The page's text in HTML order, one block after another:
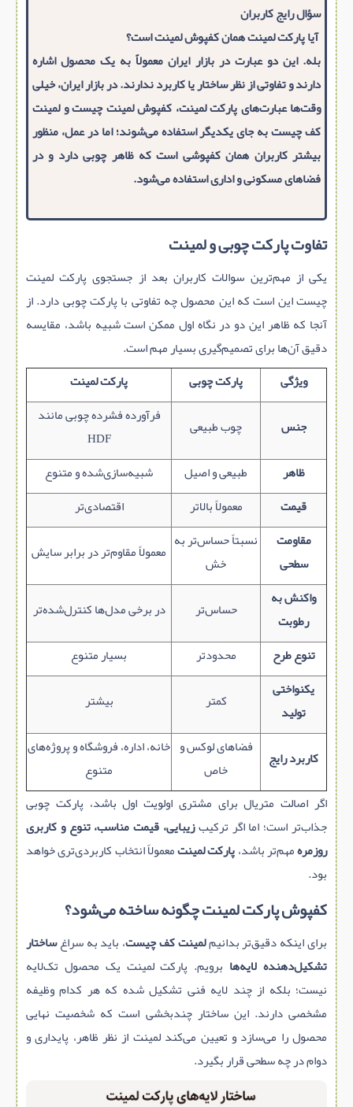
سؤال رایج کاربران
آیا پارکت لمینت همان کفپوش لمینت است؟
بله. این دو عبارت در بازار ایران معمولاً به یک محصول اشاره
دارند و تفاوتی از نظر ساختار یا کاربرد ندارند. در بازار ایران، خیلی
وقت‌ها عبارت‌های پارکت لمینت، کفپوش لمینت چیست و لمینت
کف چیست به جای یکدیگر استفاده می‌شوند؛ اما در عمل، منظور
بیشتر کاربران همان کفپوشی است که ظاهر چوبی دارد و در
فضاهای مسکونی و اداری استفاده می‌شود.
تفاوت پارکت چوبی و لمینت
یکی از مهم‌ترین سوالات کاربران بعد از جستجوی پارکت لمینت
چیست این است که این محصول چه تفاوتی با پارکت چوبی دارد. از
آنجا که ظاهر این دو در نگاه اول ممکن است شبیه باشد، مقایسه
دقیق آن‌ها برای تصمیم‌گیری بسیار مهم است.
ویژگی
پارکت چوبی
پارکت لمینت
جنس
چوب طبیعی
فرآورده فشرده چوبی مانند
HDF
ظاهر
طبیعی و اصیل
شبیه‌سازی‌شده و متنوع
قیمت
معمولاً بالاتر
اقتصادی‌تر
مقاومت
سطحی
نسبتاً حساس‌تر به
خش
معمولاً مقاوم‌تر در برابر سایش
واکنش به
رطوبت
حساس‌تر
در برخی مدل‌ها کنترل‌شده‌تر
تنوع طرح
محدودتر
بسیار متنوع
یکنواختی
تولید
کمتر بیشتر
کاربرد رایج
فضاهای لوکس و
خاص
خانه، اداره، فروشگاه و پروژه‌های
متنوع
اگر اصالت متریال برای مشتری اولویت اول باشد، پارکت چوبی
جذاب‌تر است؛ اما اگر ترکیبزیبایی، قیمت مناسب، تنوع و کاربری
روزمرهمهم‌تر باشد،پارکت لمینتمعمولاً انتخاب کاربردی‌تری خواهد
بود.
کفپوش پارکت لمینت چگونه ساخته می‌شود؟
برای اینکه دقیق‌تر بدانیملمینت کف چیست، باید به سراغساختار
تشکیل‌دهنده لایه‌ها برویم. پارکت لمینت یک محصول تک‌لایه
نیست؛ بلکه از چند لایه فنی تشکیل شده که هر کدام وظیفه
مشخصی دارند. این ساختار چندبخشی است که شخصیت نهایی
محصول را می‌سازد و تعیین می‌کند لمینت از نظر ظاهر، پایداری و
دوام در چه سطحی قرار بگیرد.